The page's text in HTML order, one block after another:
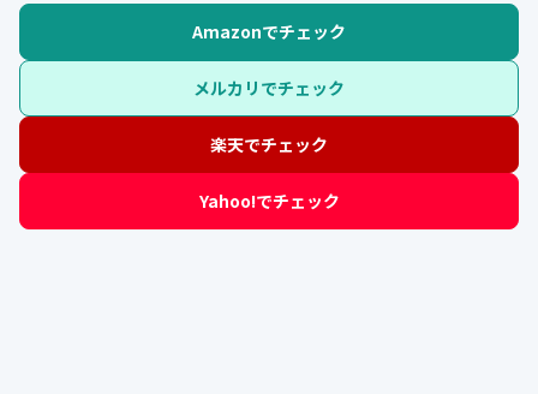
Amazonでチェック
メルカリでチェック
楽天でチェック
Yahoo!でチェック